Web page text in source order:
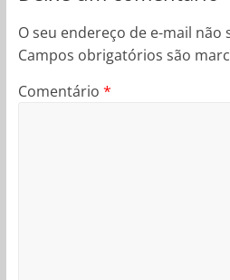
O seu endereço de e-mail não
Campos obrigatórios são
Comentário *